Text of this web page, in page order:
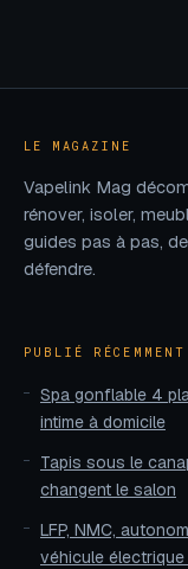
LE MAGAZINE
Vapelink Mag
rénover, isoler,
guides pas à pas,
défendre.
PUBLIÉ RÉCEMMENT
Spa gonflable 4
intime à domicile
Tapis sous le
changent le salon
LFP, NMC,
véhicule électrique